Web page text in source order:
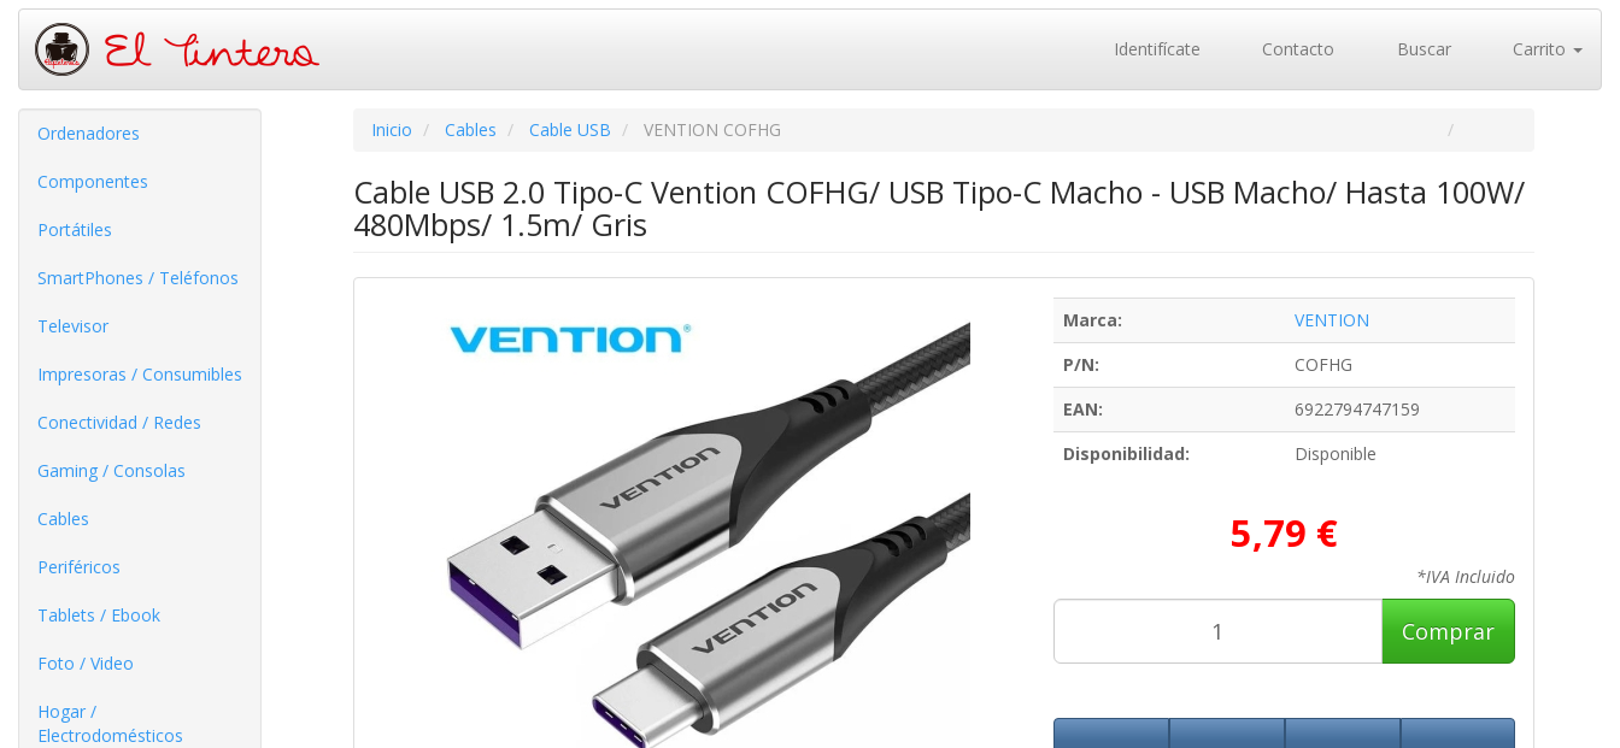
Identifícate Contacto Buscar Carrito
Ordenadores
Componentes
Portátiles
SmartPhones / Teléfonos
Televisor
Impresoras / Consumibles
Conectividad / Redes
Gaming / Consolas
Cables
Periféricos
Tablets / Ebook
Foto / Video
Hogar /
Electrodomésticos
Inicio Cables Cable USB VENTION COFHG
Cable USB 2.0 Tipo-C Vention COFHG/ USB Tipo-C Macho - USB Macho/ Hasta 100W/
480Mbps/ 1.5m/ Gris
Marca:
VENTION
P/N:
COFHG
EAN:
6922794747159
Disponibilidad:
Disponible
5,79 €
*IVA Incluido
Comprar